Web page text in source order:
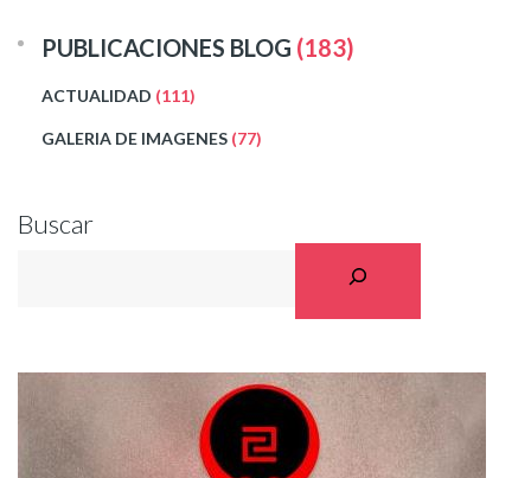
PUBLICACIONES BLOG (183)
ACTUALIDAD (111)
GALERIA DE IMAGENES (77)
Buscar